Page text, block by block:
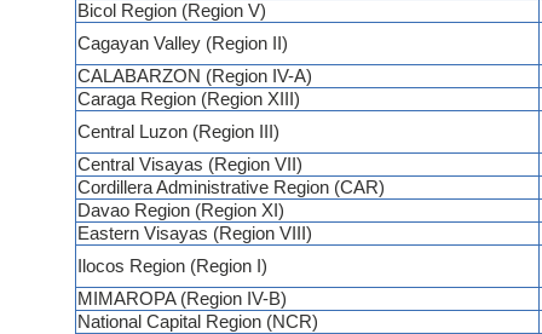
Bicol Region (Region V)
Cagayan Valley (Region II)
CALABARZON (Region IV-A)
Caraga Region (Region XIII)
Central Luzon (Region III)
Central Visayas (Region VII)
Cordillera Administrative Region (CAR)
Davao Region (Region XI)
Eastern Visayas (Region VIII)
Ilocos Region (Region I)
MIMAROPA (Region IV-B)
National Capital Region (NCR)